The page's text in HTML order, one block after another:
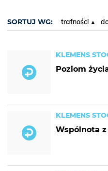
SORTUJ WG: trafności
KLEMENS
Poziom
KLEMENS
Wspólnota